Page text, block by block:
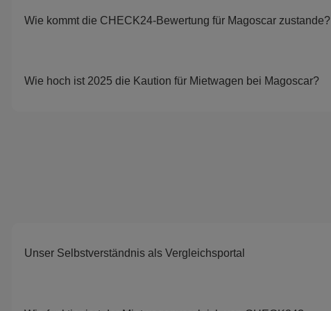
Wie kommt die CHECK24-Bewertung für Magoscar zustande?
Wie hoch ist 2025 die Kaution für Mietwagen bei Magoscar?
Unser Selbstverständnis als Vergleichsportal